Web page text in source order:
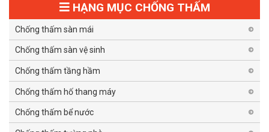
HẠNG MỤC CHỐNG THẤM
Chống thấm sàn mái
Chống thấm sàn vệ sinh
Chống thấm tầng hầm
Chống thấm hố thang máy
Chống thấm bể nước